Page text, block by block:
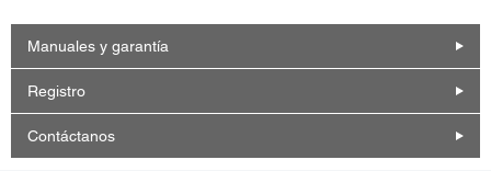
Manuales y garantía
Registro
Contáctanos